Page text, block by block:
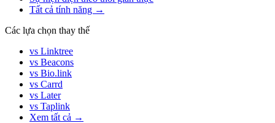
Tất cả tính năng →
Các lựa chọn thay thế
vs Linktree
vs Beacons
vs Bio.link
vs Carrd
vs Later
vs Taplink
Xem tất cả →